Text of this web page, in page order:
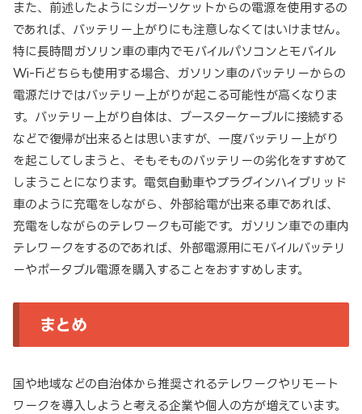
また、前述したようにシガーソケットからの電源を使用するの
であれば、バッテリー上がりにも注意しなくてはいけません。
特に長時間ガソリン車の車内でモバイルパソコンとモバイル
Wi-Fiどちらも使用する場合、ガソリン車のバッテリーからの
電源だけではバッテリー上がりが起こる可能性が高くなりま
す。バッテリー上がり自体は、ブースターケーブルに接続する
などで復帰が出来るとは思いますが、一度バッテリー上がり
を起こしてしまうと、そもそものバッテリーの劣化をすすめて
しまうことになります。電気自動車やプラグインハイブリッド
車のように充電をしながら、外部給電が出来る車であれば、
充電をしながらのテレワークも可能です。ガソリン車での車内
テレワークをするのであれば、外部電源用にモバイルバッテリ
ーやポータブル電源を購入することをおすすめします。
まとめ
国や地域などの自治体から推奨されるテレワークやリモート
ワークを導入しようと考える企業や個人の方が増えています。